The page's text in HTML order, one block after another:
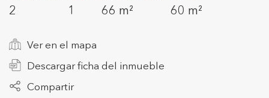
2 1 66 m² 60 m²
Ver en el mapa
Descargar ficha del inmueble
Compartir